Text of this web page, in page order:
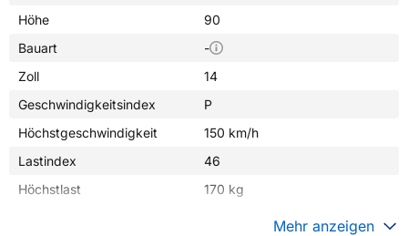
Höhe
90
Bauart
-
Zoll
14
Geschwindigkeitsindex
P
Höchstgeschwindigkeit
150 km/h
Lastindex
46
Höchstlast
170 kg
Mehr anzeigen